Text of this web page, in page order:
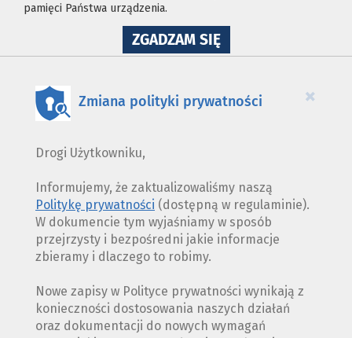
pamięci Państwa urządzenia.
ZGADZAM SIĘNA
WYKORZYSTANIE
×
Zmiana polityki prywatności
Drogi Użytkowniku,
Informujemy, że zaktualizowaliśmy naszą
Politykę prywatności (dostępną w regulaminie).
W dokumencie tym wyjaśniamy w sposób
przejrzysty i bezpośredni jakie informacje
zbieramy i dlaczego to robimy.
Nowe zapisy w Polityce prywatności wynikają z
konieczności dostosowania naszych działań
oraz dokumentacji do nowych wymagań